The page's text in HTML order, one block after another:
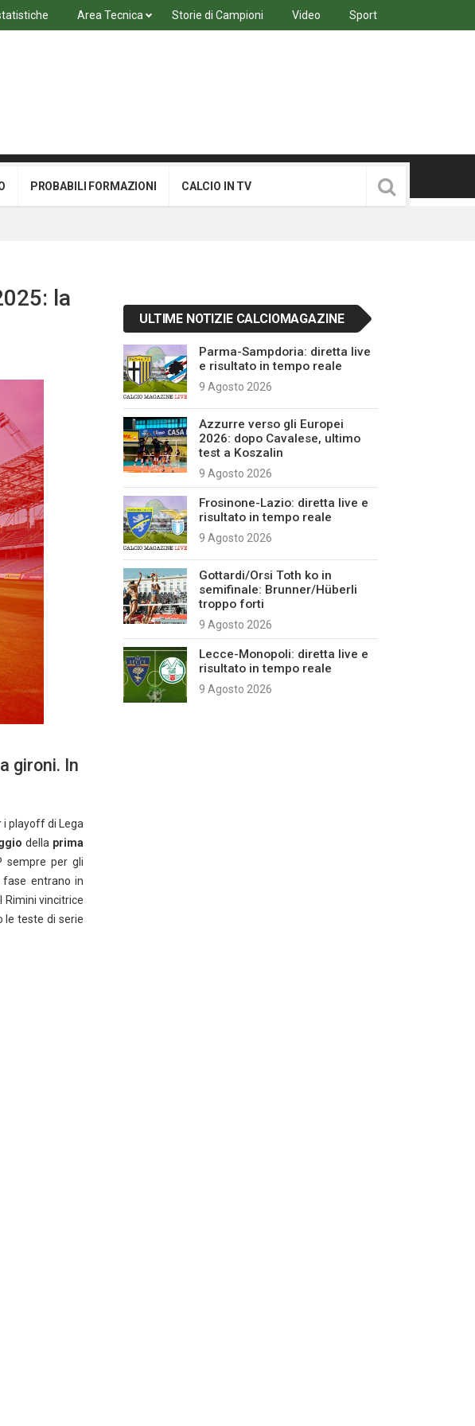
Area Tecnica Storie di Campioni Video Sport
PROBABILI FORMAZIONI CALCIO IN TV
la
gironi. In
i playoff di Lega
della prima
sempre per gli
fase entrano in
Rimini vincitrice
le teste di serie
ULTIME NOTIZIE CALCIOMAGAZINE
Parma-Sampdoria: diretta live
e risultato in tempo reale
9 Agosto 2026
Azzurre verso gli Europei
2026: dopo Cavalese, ultimo
test a Koszalin
9 Agosto 2026
Frosinone-Lazio: diretta live e
risultato in tempo reale
9 Agosto 2026
Gottardi/Orsi Toth ko in
semifinale: Brunner/Hüberli
troppo forti
9 Agosto 2026
Lecce-Monopoli: diretta live e
risultato in tempo reale
9 Agosto 2026